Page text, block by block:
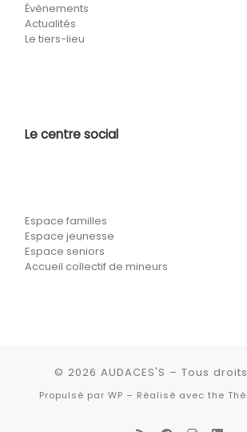
Évènements
Actualités
Le tiers-lieu
Le centre social
Espace familles
Espace jeunesse
Espace seniors
Accueil collectif de mineurs
© 2026 AUDACES'S – Tous
Propulsé par WP – Réalisé avec the